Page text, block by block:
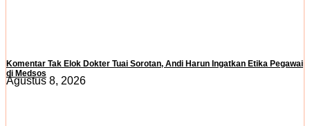
Komentar Tak Elok Dokter Tuai Sorotan, Andi Harun Ingatkan Etika Pegawai
di Medsos
Agustus 8, 2026